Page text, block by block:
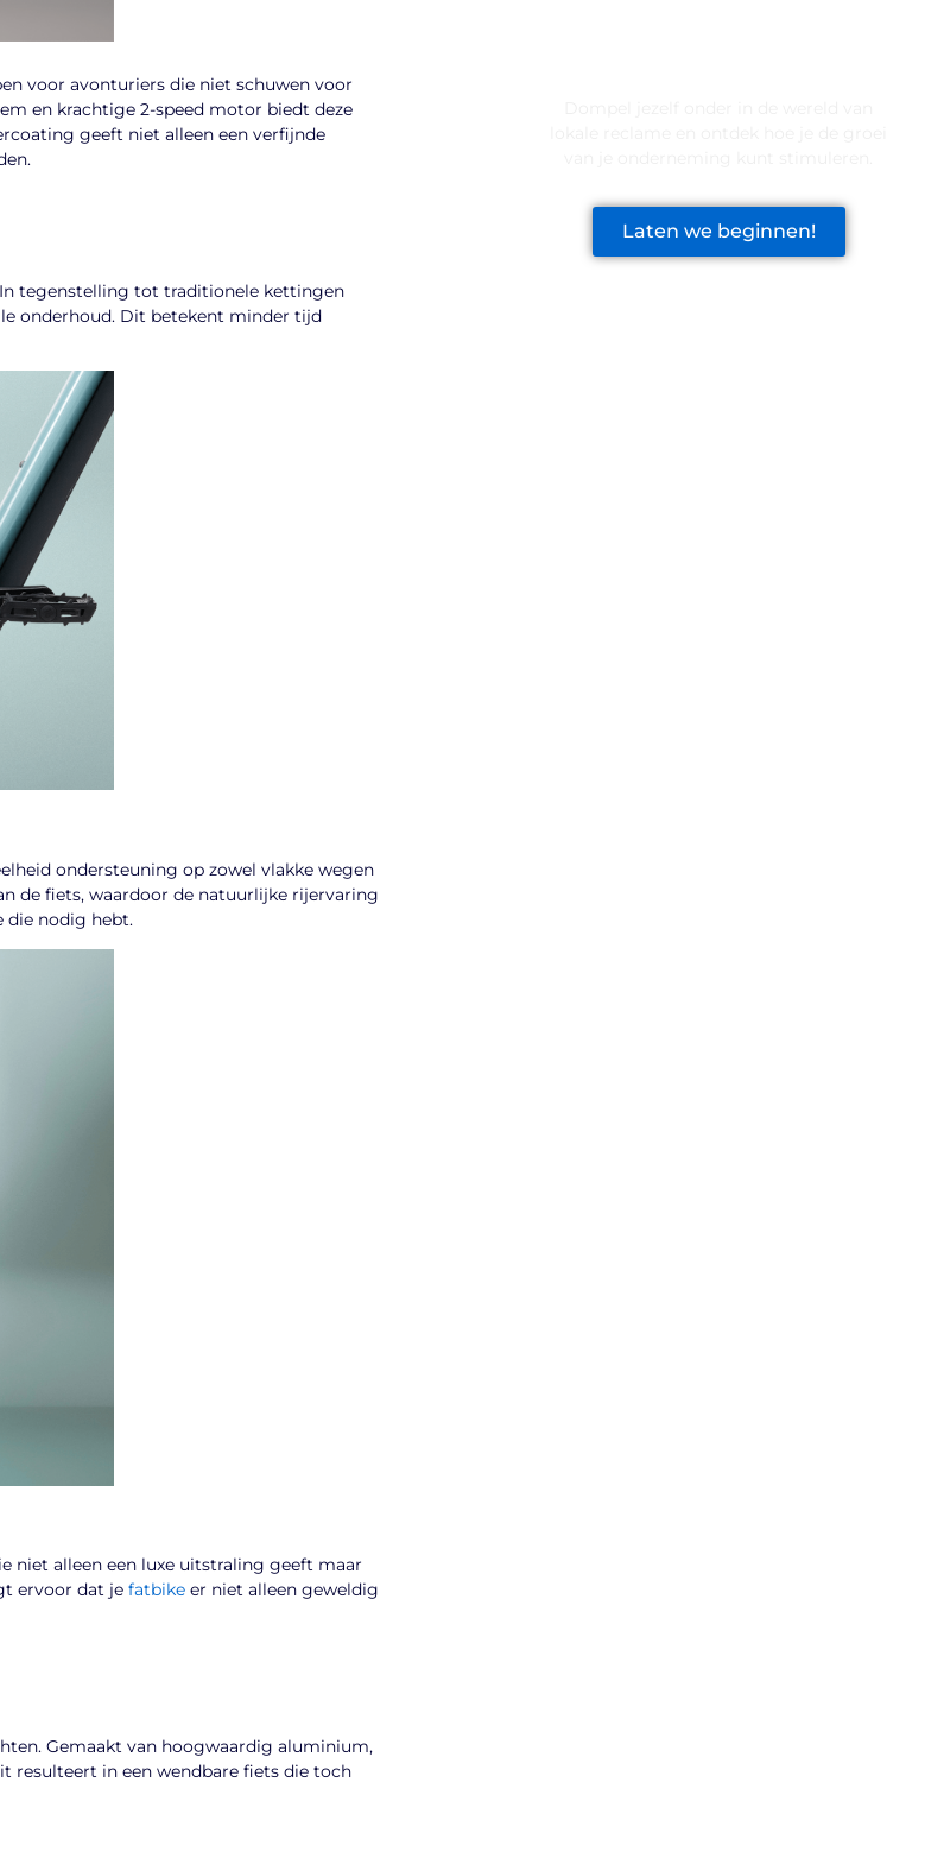
voor avonturiers die niet schuwen voor
en krachtige 2-speed motor biedt deze
geeft niet alleen een verfijnde
tegenstelling tot traditionele kettingen
onderhoud. Dit betekent minder tijd
ondersteuning op zowel vlakke wegen
de fiets, waardoor de natuurlijke rijervaring
die nodig hebt.
niet alleen een luxe uitstraling geeft maar
ervoor dat je fatbike er niet alleen geweldig
Gemaakt van hoogwaardig aluminium,
resulteert in een wendbare fiets die toch
Laten we beginnen!